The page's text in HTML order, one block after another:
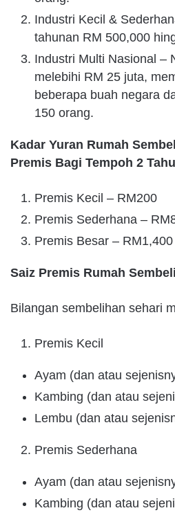
Industri Kecil &
tahunan RM 500,000
Industri Multi Nasional –
melebihi RM 25 juta,
beberapa buah negara
150 orang.
Kadar Yuran Rumah
Premis Bagi Tempoh 2
Premis Kecil – RM200
Premis Sederhana –
Premis Besar – RM1,400
Saiz Premis Rumah
Bilangan sembelihan sehari
Premis Kecil
Ayam (dan atau
Kambing (dan atau
Lembu (dan atau
Premis Sederhana
Ayam (dan atau
Kambing (dan atau